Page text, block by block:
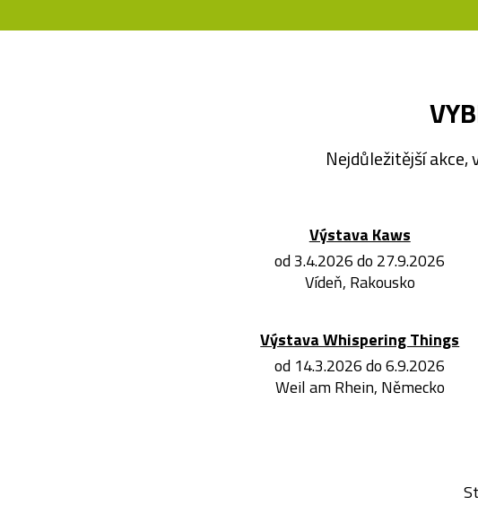
Nejdůležitější akce,
Výstava Kaws
od 3.4.2026 do 27.9.2026
Vídeň, Rakousko
Výstava Whispering Things
od 14.3.2026 do 6.9.2026
Weil am Rhein, Německo